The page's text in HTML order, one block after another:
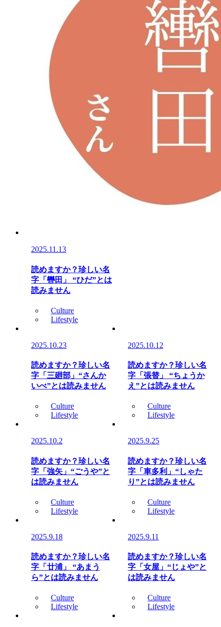
2025.11.13
読めますか？珍しい名
字「轡田」 “ひだ”とは
読みません
Culture
Lifestyle
2025.10.23
読めますか？珍しい名
字「三廻部」“さんか
いべ”とは読みません
Culture
Lifestyle
2025.10.12
読めますか？珍しい名
字「張替」 “ちょうか
え”とは読みません
Culture
Lifestyle
2025.10.2
読めますか？珍しい名
字「強矢」“ごうや”と
は読みません
Culture
Lifestyle
2025.9.25
読めますか？珍しい名
字「車多利」“しゃた
り”とは読みません
Culture
Lifestyle
2025.9.18
読めますか？珍しい名
字「廿浦」 “あまう
ら”とは読みません
Culture
Lifestyle
2025.9.11
読めますか？珍しい名
字「女屋」“じょや”と
は読みません
Culture
Lifestyle